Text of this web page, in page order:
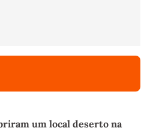
um local deserto na